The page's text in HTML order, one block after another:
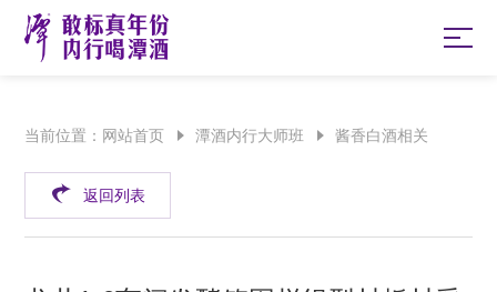
当前位置： 网站首页 潭酒内行大师班 酱香白酒相关
返回列表